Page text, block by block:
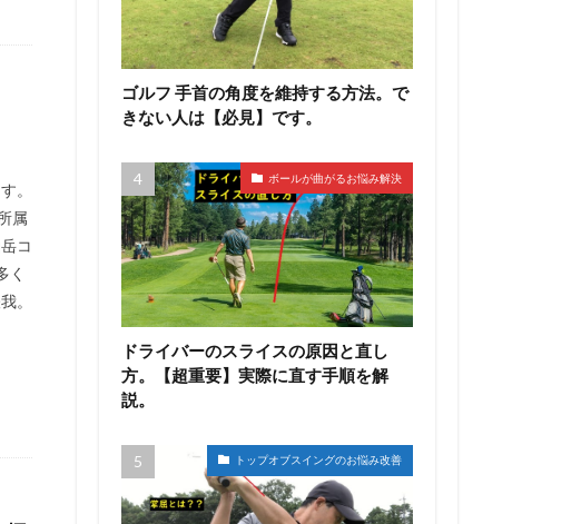
。
属
コ
く
。
ゴルフ 手首の角度を維持する方法。で
きない人は【必見】です。
ボールが曲がるお悩み解決
ドライバーのスライスの原因と直し
方。【超重要】実際に直す手順を解
説。
トップオブスイングのお悩み改善